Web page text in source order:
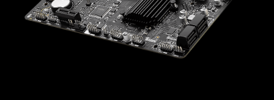
EZ-MODE ADVANCED MODE